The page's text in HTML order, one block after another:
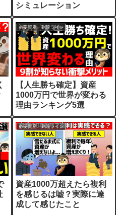
シミュレーション
必要資産・到達ライン
【人生勝ち確定】資産
1000万円で世界が変わる
理由ランキング5選
必要資産・到達ライン
資産1000万超えたら複利
を感じるは嘘？実際に達
成して感じたこと